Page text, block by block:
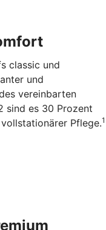
classic und
und
vereinbarten
sind es 30 Prozent
Pflege.1